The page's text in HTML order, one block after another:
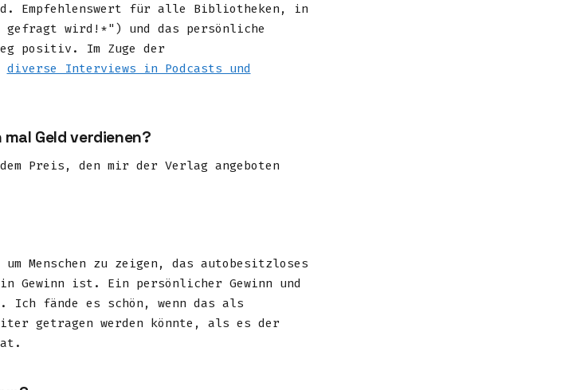
Empfehlenswert für alle Bibliotheken, in
wird!*") und das persönliche
positiv. Im Zuge der
diverse Interviews in Podcasts und
Geld verdienen?
Preis, den mir der Verlag angeboten
Menschen zu zeigen, das autobesitzloses
Gewinn ist. Ein persönlicher Gewinn und
fände es schön, wenn das als
getragen werden könnte, als es der